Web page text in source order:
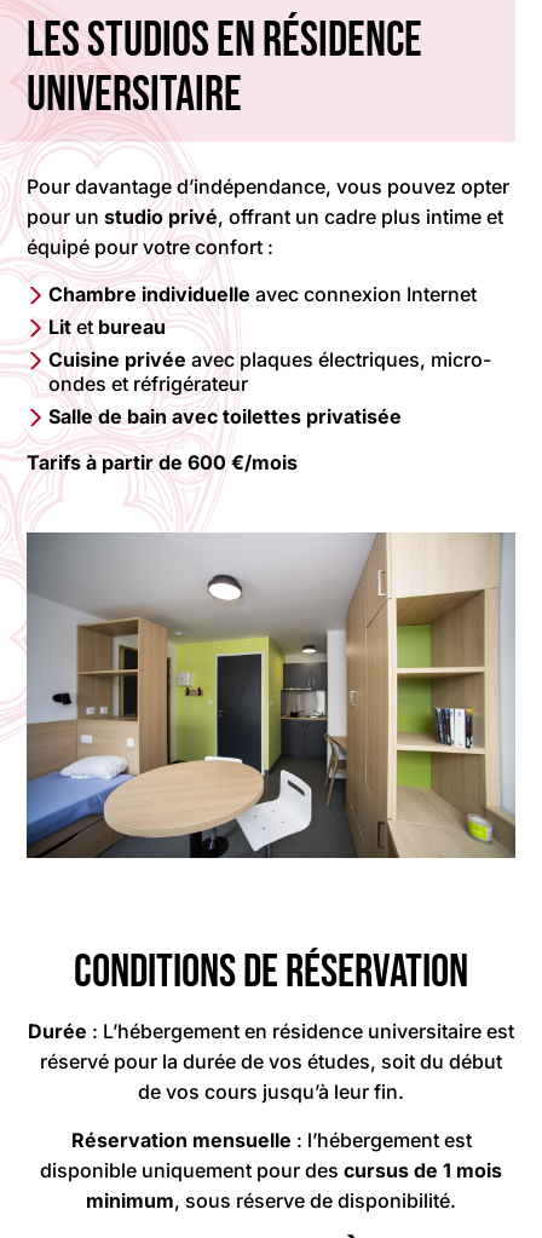
Les studios en résidence
universitaire
Pour davantage d’indépendance, vous pouvez opter
pour unstudio privé, offrant un cadre plus intime et
équipé pour votre confort :
Chambre individuelle avec connexion Internet
Litet bureau
Cuisine privée avec plaques électriques, micro-
ondes et réfrigérateur
Salle de bain avec toilettes privatisée
Tarifs à partir de 600 €/mois
Conditions de réservation
Durée : L’hébergement en résidence universitaire est
réservé pour la durée de vos études, soit du début
de vos cours jusqu’à leur fin.
Réservation mensuelle : l’hébergement est
disponible uniquement pour des cursus de 1 mois
minimum, sous réserve de disponibilité.